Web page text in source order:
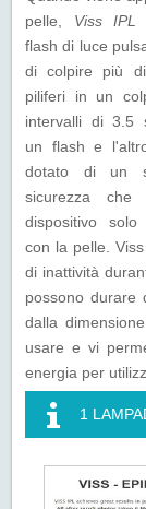
pelle, Viss IPL
flash di luce
di colpire più
piliferi in un
intervalli di 3.5
un flash e
dotato di un
sicurezza che
dispositivo
con la pelle.
di inattività
possono durare
dalla
usare e vi
energia per
1